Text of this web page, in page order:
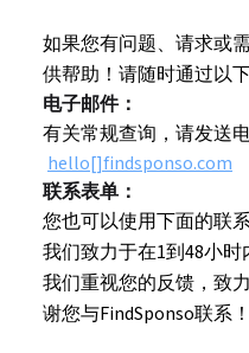
如果您有问题、请求或
供帮助！请随时通过以
电子邮件：
有关常规查询，请发送
hello[]findsponso.com
联系表单：
您也可以使用下面的联
我们致力于在1到48小时
我们重视您的反馈，致
谢您与FindSponso联系！